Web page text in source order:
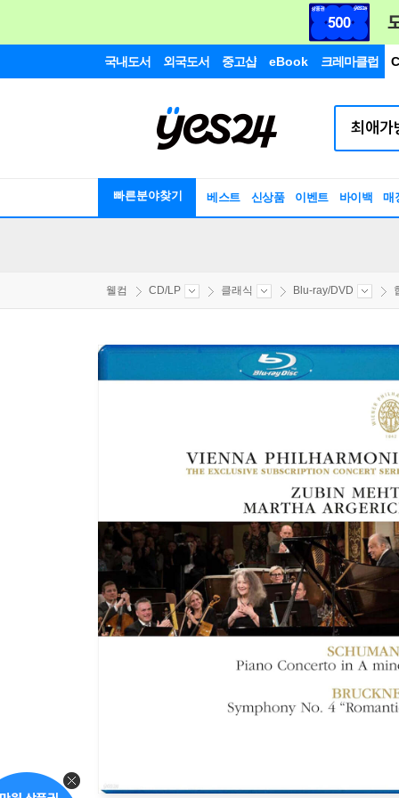
국내도서 외국도서 중고샵 eBook 크레마클럽
빠른분야찾기 베스트 신상품 이벤트 바이백 매
웰컴 CD/LP 클래식 Blu-ray/DVD